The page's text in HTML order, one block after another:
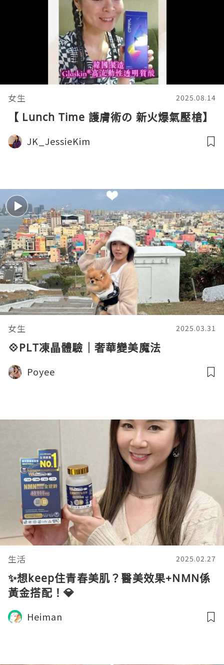
女生 2025.08.14
【 Lunch Time 護膚術の 新火爆氣壓槍】
JK_JessieKim
女生 2025.03.31
💠PLT凍晶體驗｜奢華變美魔法
Poyee
生活 2025.02.27
✨想keep住青春美肌？醫美效果+NMN係
黃金搭配！💎
Heiman